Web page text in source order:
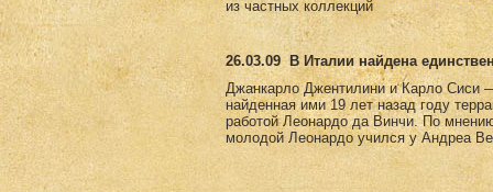
из частных коллекций
26.03.09
В Италии найдена
Джанкарло Джентилини и Карло Сиси
найденная ими 19 лет назад году
работой Леонардо да Винчи. По
молодой Леонардо учился у Андреа